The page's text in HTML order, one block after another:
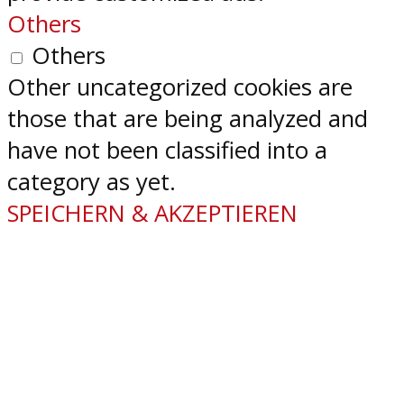
Others
Others
Other uncategorized cookies are
those that are being analyzed and
have not been classified into a
category as yet.
SPEICHERN & AKZEPTIEREN